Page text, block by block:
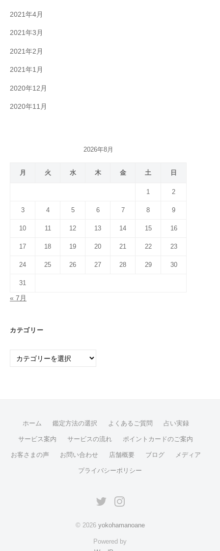
2021年4月
2021年3月
2021年2月
2021年1月
2020年12月
2020年11月
2026年8月
月 火 水 木 金 土 日
1 2
3 4 5 6 7 8 9
10 11 12 13 14 15 16
17 18 19 20 21 22 23
24 25 26 27 28 29 30
31
« 7月
カテゴリー
カ
ホーム 鑑定方法の選択 よくあるご質問 占い実録
サービス案内 サービスの流れ ポイントカードのご案内
お客さまの声 お問い合わせ 店舗概要 ブログ メディア
プライバシーポリシー
twitterinstagram
© 2026 yokohamanoane
Powered by